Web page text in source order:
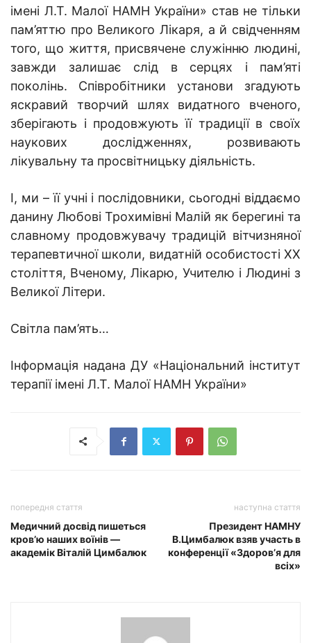
імені Л.Т. Малої НАМН України» став не тільки
пам’яттю про Великого Лікаря, а й свідченням
того, що життя, присвячене служінню людині,
завжди залишає слід в серцях і пам’яті
поколінь. Співробітники установи згадують
яскравий творчий шлях видатного вченого,
зберігають і продовжують її традиції в своїх
наукових дослідженнях, розвивають
лікувальну та просвітницьку діяльність.
І, ми – її учні і послідовники, сьогодні віддаємо
данину Любові Трохимівні Малій як берегині та
славному продовжувачу традицій вітчизняної
терапевтичної школи, видатній особистості XX
століття, Вченому, Лікарю, Учителю і Людині з
Великої Літери.
Світла пам’ять…
Інформація надана ДУ «Національний інститут
терапії імені Л.Т. Малої НАМН України»
попередня стаття
Медичний досвід пишеться
кров’ю наших воїнів —
академік Віталій Цимбалюк
наступна стаття
Президент НАМНУ
В.Цимбалюк взяв участь в
конференції «Здоров’я для
всіх»